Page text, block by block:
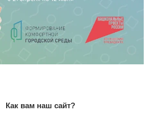
Как вам наш сайт?